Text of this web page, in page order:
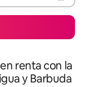
renta con la
y Barbuda